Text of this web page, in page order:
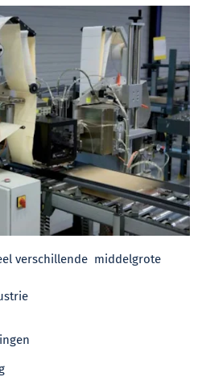
verschillende middelgrote